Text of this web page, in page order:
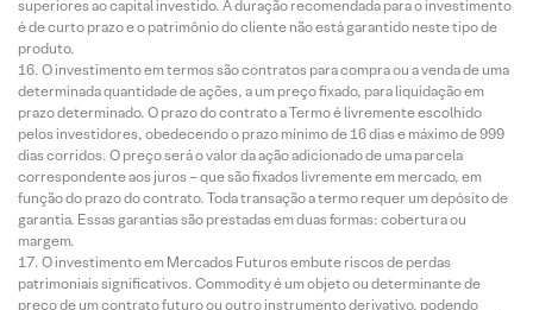
superiores ao capital investido. A duração recomendada para o investimento
é de curto prazo e o patrimônio do cliente não está garantido neste tipo de
produto.
O investimento em termos são contratos para compra ou a venda de uma
determinada quantidade de ações, a um preço fixado, para liquidação em
prazo determinado. O prazo do contrato a Termo é livremente escolhido
pelos investidores, obedecendo o prazo mínimo de 16 dias e máximo de 999
dias corridos. O preço será o valor da ação adicionado de uma parcela
correspondente aos juros – que são fixados livremente em mercado, em
função do prazo do contrato. Toda transação a termo requer um depósito de
garantia. Essas garantias são prestadas em duas formas: cobertura ou
margem.
O investimento em Mercados Futuros embute riscos de perdas
patrimoniais significativos. Commodity é um objeto ou determinante de
preço de um contrato futuro ou outro instrumento derivativo, podendo